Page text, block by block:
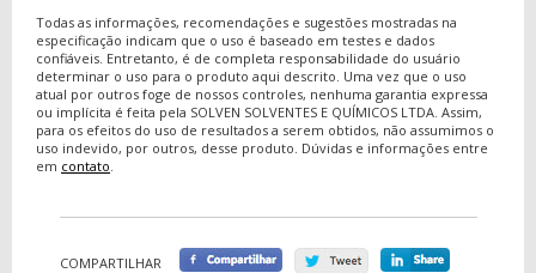
Todas as informações, recomendações e sugestões mostradas na
especificação indicam que o uso é baseado em testes e dados
confiáveis. Entretanto, é de completa responsabilidade do usuário
determinar o uso para o produto aqui descrito. Uma vez que o uso
atual por outros foge de nossos controles, nenhuma garantia expressa
ou implícita é feita pela SOLVEN SOLVENTES E QUÍMICOS LTDA. Assim,
para os efeitos do uso de resultados a serem obtidos, não assumimos o
uso indevido, por outros, desse produto. Dúvidas e informações entre
em contato.
COMPARTILHAR